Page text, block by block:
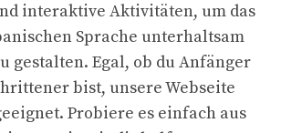
interaktive Aktivitäten, um das
Sprache unterhaltsam
gestalten. Egal, ob du Anfänger
bist, unsere Webseite
Probiere es einfach aus